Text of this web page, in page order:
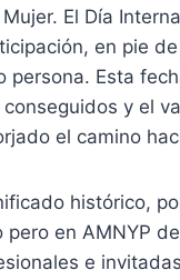
El Día
en pie
persona. Esta
y el
el camino
histórico,
en AMNYP
e